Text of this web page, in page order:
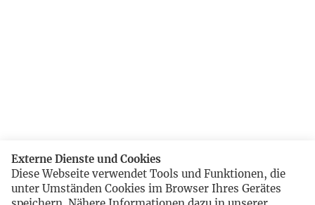
Externe Dienste und Cookies
Diese Webseite verwendet Tools und Funktionen, die
unter Umständen Cookies im Browser Ihres Gerätes